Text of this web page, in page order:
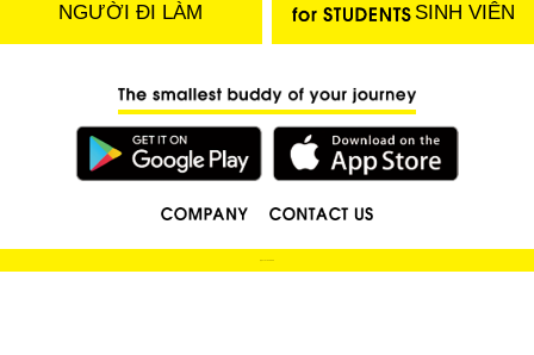
NGƯỜI ĐI LÀM SINH VIÊN